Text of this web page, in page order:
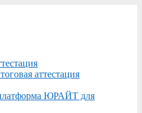
аттестация
ЮРАЙТ для